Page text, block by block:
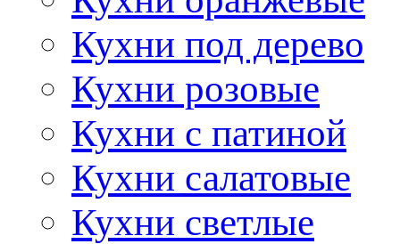
Кухни под дерево
Кухни розовые
Кухни с патиной
Кухни салатовые
Кухни светлые